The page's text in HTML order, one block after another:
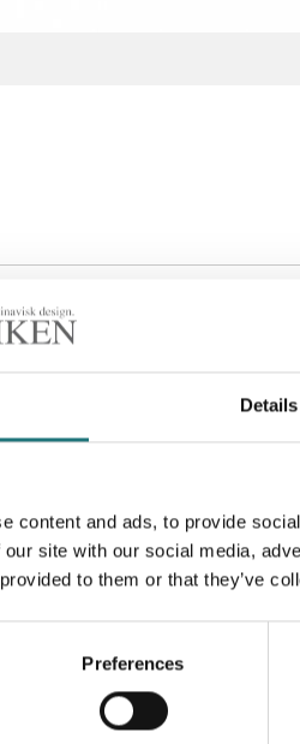
Details
content and ads, to provide
site with our social media,
to them or that they’ve
Preferences
och stativ i
Poulsen skapar ett
spiral och
mängden
treskärmssystem
opaliserande
insidan, vilket ger ett
rekommenderat pris
från leverantören